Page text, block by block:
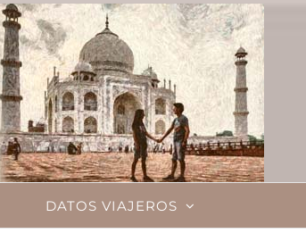
DATOS VIAJEROS